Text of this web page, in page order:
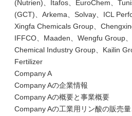
(Nutrien)、Itafos、EuroChem、
(GCT)、Arkema、Solvay、ICL
Xingfa Chemicals Group、
IFFCO、Maaden、Wengfu Group
Chemical Industry Group、Kailin
Fertilizer
Company A
Company Aの企業情報
Company Aの概要と事業概要
Company Aの工業用リン酸の販売